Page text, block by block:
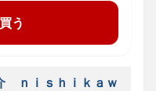
う
ｎｉｓｈｉｋａｗ